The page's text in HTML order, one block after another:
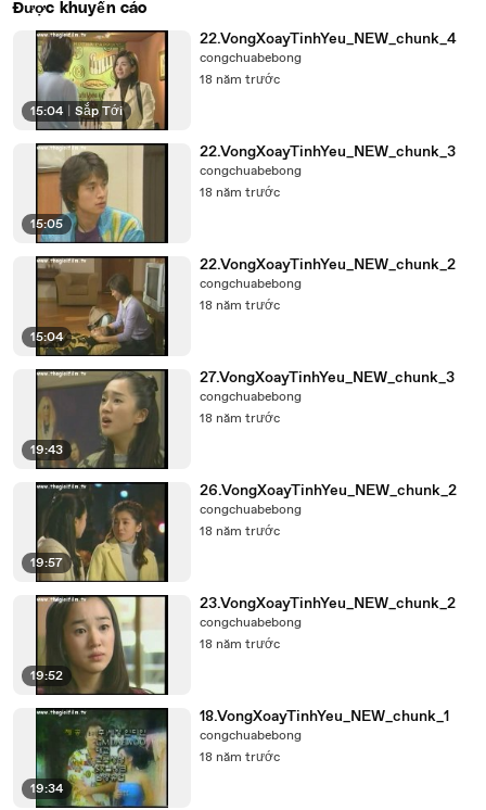
Được khuyến cáo
15:04 Sắp Tới
22.VongXoayTinhYeu_NEW_chunk_4
congchuabebong
18 năm trước
15:05
22.VongXoayTinhYeu_NEW_chunk_3
congchuabebong
18 năm trước
15:04
22.VongXoayTinhYeu_NEW_chunk_2
congchuabebong
18 năm trước
19:43
27.VongXoayTinhYeu_NEW_chunk_3
congchuabebong
18 năm trước
19:57
26.VongXoayTinhYeu_NEW_chunk_2
congchuabebong
18 năm trước
19:52
23.VongXoayTinhYeu_NEW_chunk_2
congchuabebong
18 năm trước
19:34
18.VongXoayTinhYeu_NEW_chunk_1
congchuabebong
18 năm trước